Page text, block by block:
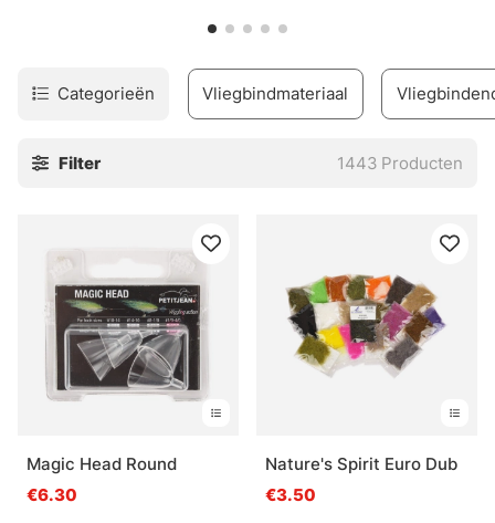
Categorieën Vliegbindmateriaal
Filter 1443 Producten
Magic Head Round
€6.30
Nature's Spirit Euro Dub
€3.50